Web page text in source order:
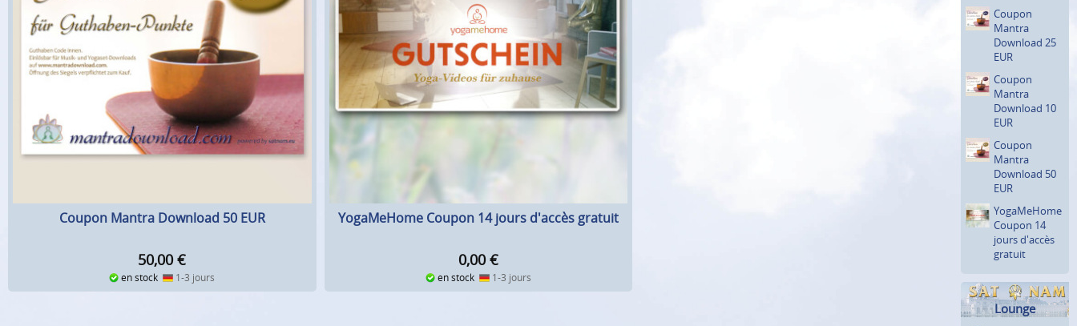
Coupon Mantra Download 50 EUR
50,00 €
en stock 1-3 jours
YogaMeHome Coupon 14 jours d'accès gratuit
0,00 €
en stock 1-3 jours
Coupon
Mantra
Download 25
EUR
Coupon
Mantra
Download 10
EUR
Coupon
Mantra
Download 50
EUR
YogaMeHome
Coupon 14
jours d'accès
gratuit
Lounge